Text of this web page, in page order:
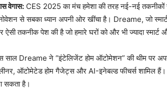
वेगास: CES 2025 का मंच हमेशा की तरह नई-नई
से सबका ध्यान अपनी ओर खींचा है। Dreame, जो
ऐसी तकनीक पेश की है जो हमारे घरों को और भी ज्यादा
साल Dreame ने “इंटेलिजेंट होम ऑटोमेशन” की थीम पर
ऑटोमेटेड होम गैजेट्स और AI-इनेबल्ड फीचर्स शामिल
सकता है।